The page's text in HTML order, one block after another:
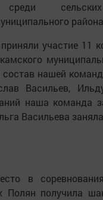
среди
участие 11
нашей
Васильев,
наша команда
Васильева
в
Полян получила